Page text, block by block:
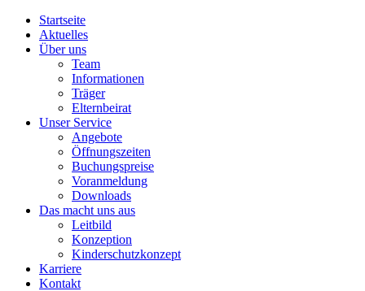
Startseite
Aktuelles
Über uns
Team
Informationen
Träger
Elternbeirat
Unser Service
Angebote
Öffnungszeiten
Buchungspreise
Voranmeldung
Downloads
Das macht uns aus
Leitbild
Konzeption
Kinderschutzkonzept
Karriere
Kontakt